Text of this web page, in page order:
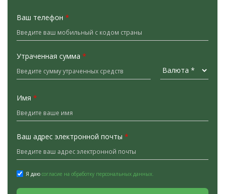
Ваш телефон *
Утраченная сумма *
Имя *
Ваш адрес электронной почты *
Я даю согласие на обработку персональных данных.